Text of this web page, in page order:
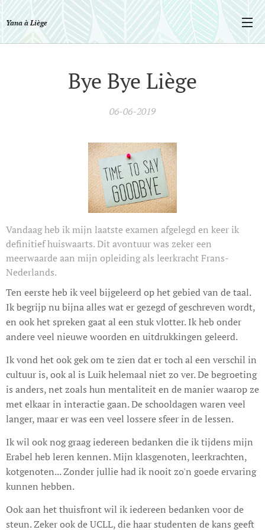
Yana à Liège
Bye Bye Liège
06-06-2019
Vandaag heb ik mijn laatste examen afgelegd en keer ik
definitief huiswaarts. Dit avontuur was zeker een
meerwaarde aan mijn opleiding als leerkracht Frans-
Nederlands.
Ten eerste heb ik veel bijgeleerd op het gebied van de taal.
Ik begrijp nu bijna alles wat er gezegd of geschreven wordt,
en ook het spreken gaat al een stuk vlotter. Ik heb onder
andere veel nieuwe woorden en uitdrukkingen geleerd.
Ik vond het ook gek om te zien dat er toch al een verschil in
cultuur is, ook al is Luik helemaal niet zo ver. De begroeting
is anders, net zoals hun mentaliteit en de manier waarop ze
met elkaar in interactie gaan. De schooldagen waren veel
langer, maar er was een veel lossere sfeer in de lessen.
Ik wil ook nog graag iedereen bedanken die ik tijdens mijn
Erabel heb leren kennen. Mijn klasgenoten, leerkrachten,
kotgenoten... Zonder jullie had ik nooit zo'n goede ervaring
kunnen hebben.
Ook aan het thuisfront wil ik iedereen bedanken voor de
steun. Zeker ook de UCLL, die haar studenten de kans geeft